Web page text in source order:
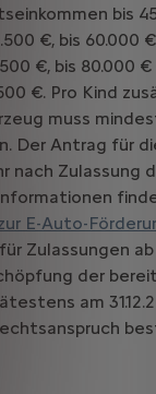
bis
€, bis 60.000
€, bis 80.000
€. Pro Kind
muss
Der Antrag für
nach Zulassung
E-Auto-
Zulassungen ab
der
am